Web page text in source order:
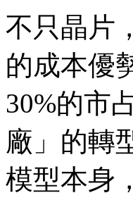
不只晶片
的成本優
30%的市
廠」的轉
模型本身